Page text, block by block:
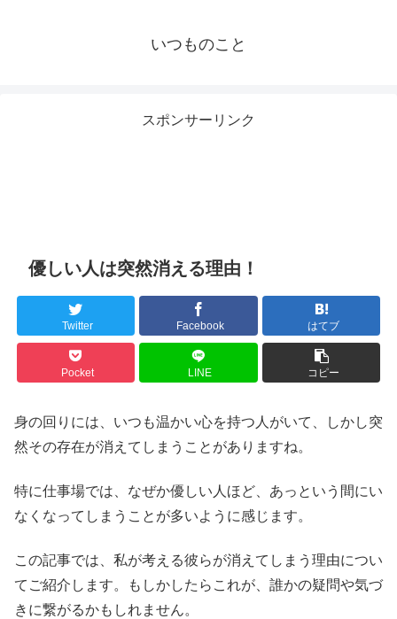
いつものこと
スポンサーリンク
優しい人は突然消える理由！
Twitter Facebook はてブ
Pocket LINE コピー
身の回りには、いつも温かい心を持つ人がいて、しかし突
然その存在が消えてしまうことがありますね。
特に仕事場では、なぜか優しい人ほど、あっという間にい
なくなってしまうことが多いように感じます。
この記事では、私が考える彼らが消えてしまう理由につい
てご紹介します。もしかしたらこれが、誰かの疑問や気づ
きに繋がるかもしれません。